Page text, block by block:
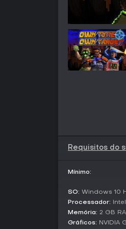
Requisitos do
Mínimo:
SO: Windows 10
Processador:
Memória: 2 GB
Gráficos: NVIDIA